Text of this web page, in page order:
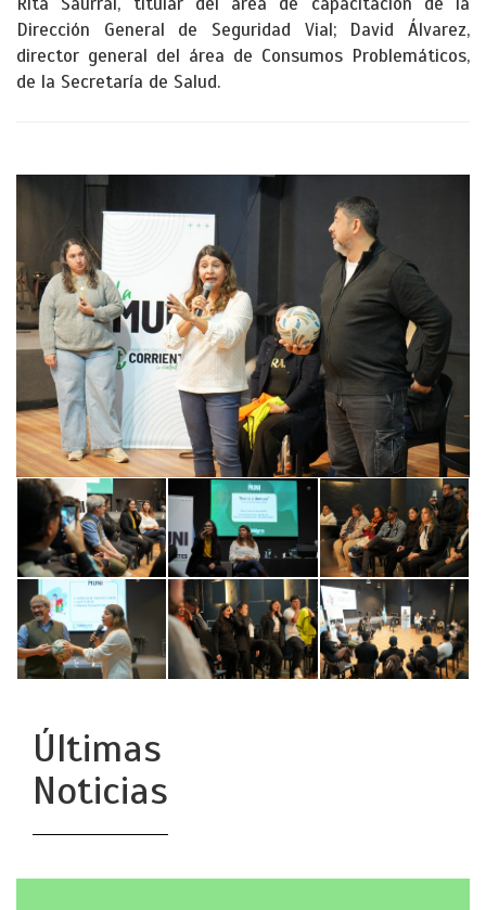
Dirección General de Seguridad Vial; David Álvarez,
director general del área de Consumos Problemáticos,
de la Secretaría de Salud.
Últimas
Noticias